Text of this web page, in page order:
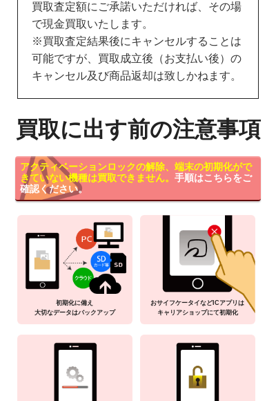
買取査定額にご承諾いただければ、その場
で現金買取いたします。
※買取査定結果後にキャンセルすることは
可能ですが、買取成立後（お支払い後）の
キャンセル及び商品返却は致しかねます。
買取に出す前の注意事項
アクティベーションロックの解除、端末の初期化がで
きていない機種は買取できません。 手順はこちらをご
確認ください。
初期化に備え
大切なデータはバックアップ
おサイフケータイなどICアプリは
キャリアショップにて初期化